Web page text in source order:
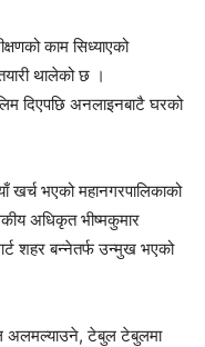
काम सिध्याएको
थालेको छ ।
दिएपछि अनलाइनबाटै घरको
खर्च भएको महानगरपालिकाको
अधिकृत भीष्मकुमार
शहर बन्नेतर्फ उन्मुख भएको
अलमल्याउने, टेबुल टेबुलमा